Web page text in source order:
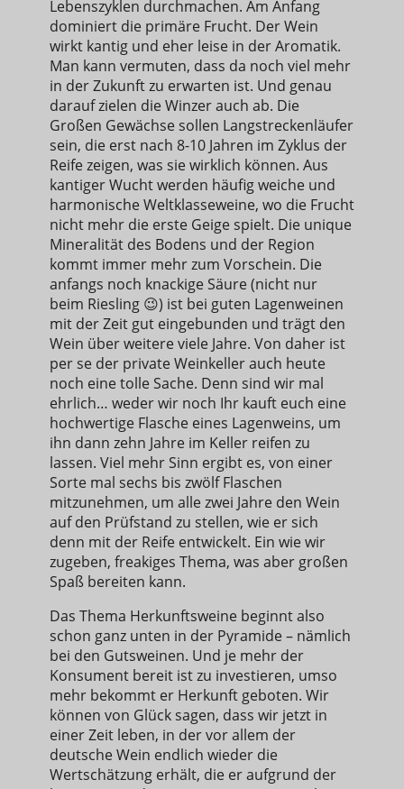
Lebenszyklen durchmachen. Am Anfang
dominiert die primäre Frucht. Der Wein
wirkt kantig und eher leise in der Aromatik.
Man kann vermuten, dass da noch viel mehr
in der Zukunft zu erwarten ist. Und genau
darauf zielen die Winzer auch ab. Die
Großen Gewächse sollen Langstreckenläufer
sein, die erst nach 8-10 Jahren im Zyklus der
Reife zeigen, was sie wirklich können. Aus
kantiger Wucht werden häufig weiche und
harmonische Weltklasseweine, wo die Frucht
nicht mehr die erste Geige spielt. Die unique
Mineralität des Bodens und der Region
kommt immer mehr zum Vorschein. Die
anfangs noch knackige Säure (nicht nur
beim Riesling 😉) ist bei guten Lagenweinen
mit der Zeit gut eingebunden und trägt den
Wein über weitere viele Jahre. Von daher ist
per se der private Weinkeller auch heute
noch eine tolle Sache. Denn sind wir mal
ehrlich… weder wir noch Ihr kauft euch eine
hochwertige Flasche eines Lagenweins, um
ihn dann zehn Jahre im Keller reifen zu
lassen. Viel mehr Sinn ergibt es, von einer
Sorte mal sechs bis zwölf Flaschen
mitzunehmen, um alle zwei Jahre den Wein
auf den Prüfstand zu stellen, wie er sich
denn mit der Reife entwickelt. Ein wie wir
zugeben, freakiges Thema, was aber großen
Spaß bereiten kann.
Das Thema Herkunftsweine beginnt also
schon ganz unten in der Pyramide – nämlich
bei den Gutsweinen. Und je mehr der
Konsument bereit ist zu investieren, umso
mehr bekommt er Herkunft geboten. Wir
können von Glück sagen, dass wir jetzt in
einer Zeit leben, in der vor allem der
deutsche Wein endlich wieder die
Wertschätzung erhält, die er aufgrund der